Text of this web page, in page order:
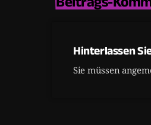
Hinterlassen
Sie müssen